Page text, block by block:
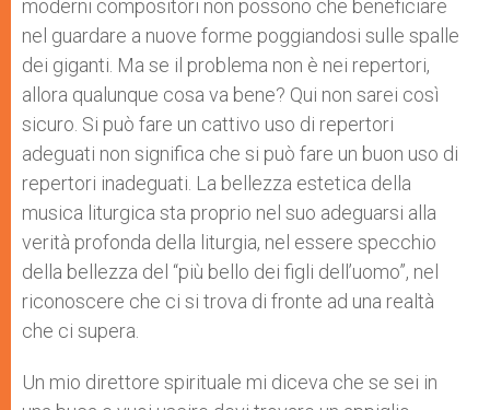
moderni compositori non possono che beneficiare
nel guardare a nuove forme poggiandosi sulle spalle
dei giganti. Ma se il problema non è nei repertori,
allora qualunque cosa va bene? Qui non sarei così
sicuro. Si può fare un cattivo uso di repertori
adeguati non significa che si può fare un buon uso di
repertori inadeguati. La bellezza estetica della
musica liturgica sta proprio nel suo adeguarsi alla
verità profonda della liturgia, nel essere specchio
della bellezza del “più bello dei figli dell’uomo”, nel
riconoscere che ci si trova di fronte ad una realtà
che ci supera.
Un mio direttore spirituale mi diceva che se sei in